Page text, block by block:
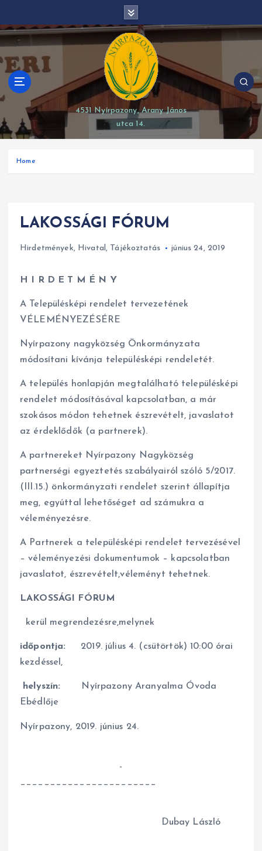
i
p
t
o
t
e
4531 Nyírpazony, Arany János
utca 14.
Home
LAKOSSÁGI FÓRUM
Hirdetmények, Hivatal , Tájékoztatás június 24, 2019
H I R D E T M É N Y
A Településképi rendelet tervezetének
VÉLEMÉNYEZÉSÉRE
Nyírpazony nagyközség Önkormányzata
módosítani kívánja településképi rendeletét.
A település honlapján megtalálható településképi
rendelet módosításával kapcsolatban, a már
szokásos módon tehetnek észrevételt, javaslatot
az érdeklődők (a partnerek).
A partnereket Nyírpazony Nagyközség
partnerségi egyeztetés szabályairól szóló 5/2017.
(III.15.) önkormányzati rendelet szerint állapítja
meg, egyúttal lehetőséget ad számukra a
véleményezésre.
A Partnerek a településképi rendelet tervezésével
– véleményezési dokumentumok – kapcsolatban
javaslatot, észrevételt,véleményt tehetnek.
LAKOSSÁGI FÓRUM
kerül megrendezésre,melynek
időpontja: 2019. július 4. (csütörtök) 10:00 órai
kezdéssel,
helyszín: Nyírpazony Aranyalma Óvoda
Ebédlője
Nyírpazony, 2019. június 24.
­­­­­­­­­­­­­­
_______________________
Dubay László
modal-check